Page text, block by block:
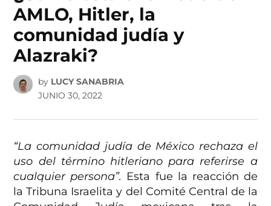
AMLO, Hitler, la
comunidad judía y
Alazraki?
by LUCY SANABRIA
JUNIO 30, 2022
“La comunidad judía de México rechaza el
uso del término hitleriano para referirse a
cualquier persona”. Esta fue la reacción de
la Tribuna Israelita y del Comité Central de la